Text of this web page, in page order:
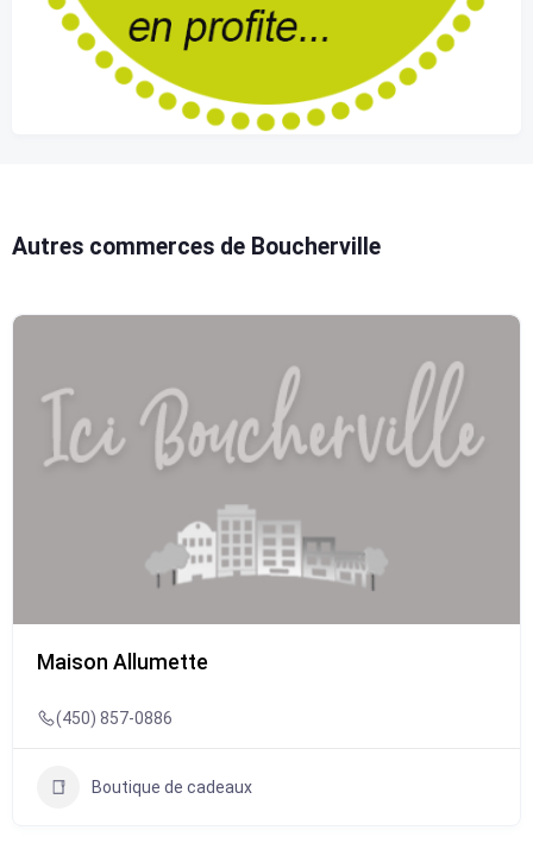
Autres commerces de Boucherville
Maison Allumette
(450) 857-0886
Boutique de cadeaux